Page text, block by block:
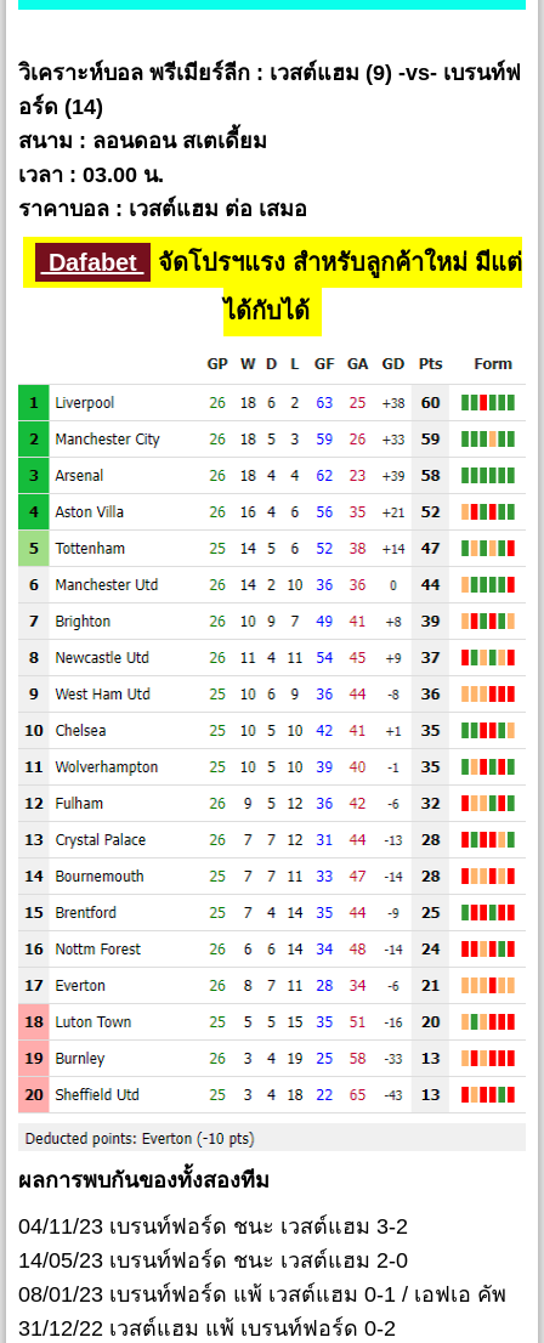
วิเคราะห์บอล พรีเมียร์ลีก : เวสต์แฮม (9) -vs- เบรนท์ฟ
อร์ด (14)
สนาม : ลอนดอน สเตเดี้ยม
เวลา : 03.00 น.
ราคาบอล : เวสต์แฮม ต่อ เสมอ
Dafabet
จัดโปรฯแรง สำหรับลูกค้าใหม่ มีแต่
ได้กับได้
ผลการพบกันของทั้งสองทีม
04/11/23 เบรนท์ฟอร์ด ชนะ เวสต์แฮม 3-2
14/05/23 เบรนท์ฟอร์ด ชนะ เวสต์แฮม 2-0
08/01/23 เบรนท์ฟอร์ด แพ้ เวสต์แฮม 0-1 / เอฟเอ คัพ
31/12/22 เวสต์แฮม แพ้ เบรนท์ฟอร์ด 0-2